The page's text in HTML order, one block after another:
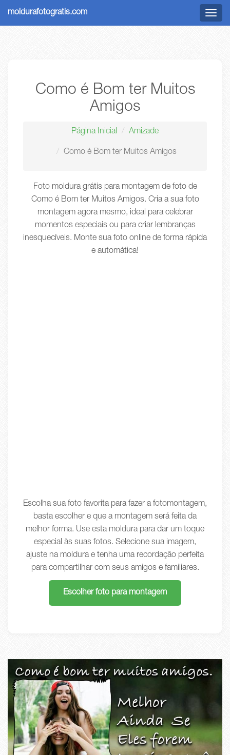
Menu
moldurafotogratis.com
Como é Bom ter Muitos
Amigos
Página Inicial Amizade
Como é Bom ter Muitos Amigos
Foto moldura grátis para montagem de foto de
Como é Bom ter Muitos Amigos. Cria a sua foto
montagem agora mesmo, ideal para celebrar
momentos especiais ou para criar lembranças
inesquecíveis. Monte sua foto online de forma rápida
e automática!
Escolha sua foto favorita para fazer a fotomontagem,
basta escolher e que a montagem será feita da
melhor forma. Use esta moldura para dar um toque
especial às suas fotos. Selecione sua imagem,
ajuste na moldura e tenha uma recordação perfeita
para compartilhar com seus amigos e familiares.
Escolher foto para montagem